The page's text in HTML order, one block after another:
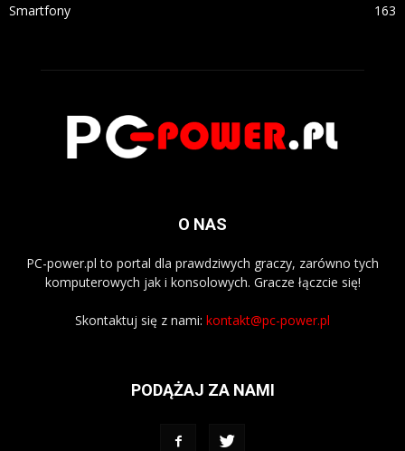
Smartfony
163
O NAS
PC-power.pl to portal dla prawdziwych graczy, zarówno tych
komputerowych jak i konsolowych. Gracze łączcie się!
Skontaktuj się z nami: kontakt@pc-power.pl
PODĄŻAJ ZA NAMI